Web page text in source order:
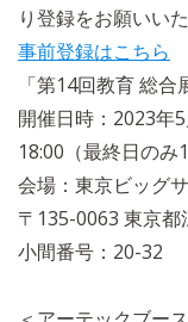
り登録をお願いいた
事前登録はこちら
「第14回教育 総合
開催日時：2023年
18:00（最終日のみ
会場：東京ビッグ
〒135-0063 東京都
小間番号：20-32